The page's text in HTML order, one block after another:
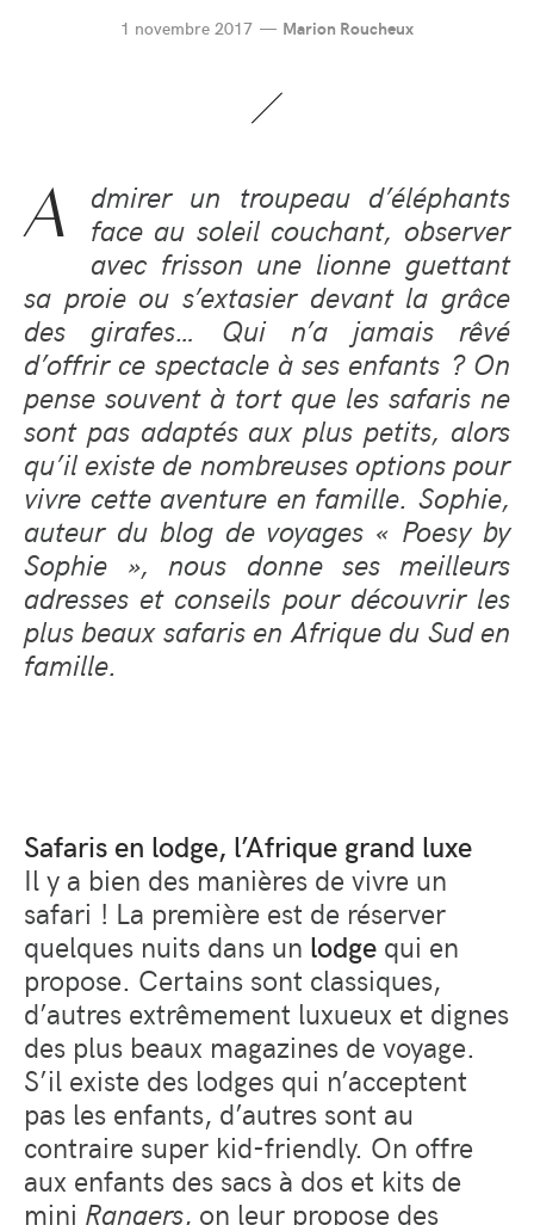
1 novembre 2017 Marion Roucheux
A
dmirer un troupeau d’éléphants
face au soleil couchant, observer
avec frisson une lionne guettant
sa proie ou s’extasier devant la grâce
des girafes… Qui n’a jamais rêvé
d’offrir ce spectacle à ses enfants ? On
pense souvent à tort que les safaris ne
sont pas adaptés aux plus petits, alors
qu’il existe de nombreuses options pour
vivre cette aventure en famille. Sophie,
auteur du blog de voyages « Poesy by
Sophie », nous donne ses meilleurs
adresses et conseils pour découvrir les
plus beaux safaris en Afrique du Sud en
famille.
Safaris en lodge, l’Afrique grand luxe
Il y a bien des manières de vivre un
safari ! La première est de réserver
quelques nuits dans un lodge qui en
propose. Certains sont classiques,
d’autres extrêmement luxueux et dignes
des plus beaux magazines de voyage.
S’il existe des lodges qui n’acceptent
pas les enfants, d’autres sont au
contraire super kid-friendly. On offre
aux enfants des sacs à dos et kits de
mini Rangers, on leur propose des